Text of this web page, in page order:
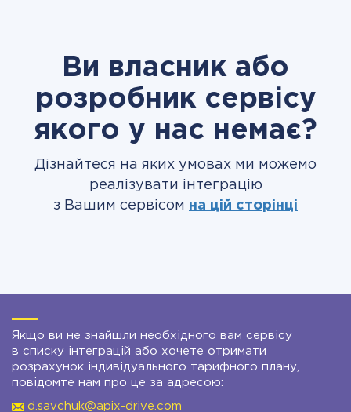
Ви власник або
розробник сервісу
якого у нас немає?
Дізнайтеся на яких умовах ми можемо
реалізувати інтеграцію
з Вашим сервісом на цій сторінці
Якщо ви не знайшли необхідного вам сервісу
в списку інтеграцій або хочете отримати
розрахунок індивідуального тарифного плану,
повідомте нам про це за адресою:
d.savchuk@apix-drive.com